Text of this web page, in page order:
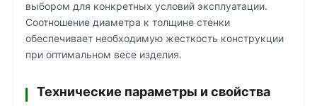
выбором для конкретных условий эксплуатации.
Соотношение диаметра к толщине стенки
обеспечивает необходимую жесткость конструкции
при оптимальном весе изделия.
Технические параметры и свойства